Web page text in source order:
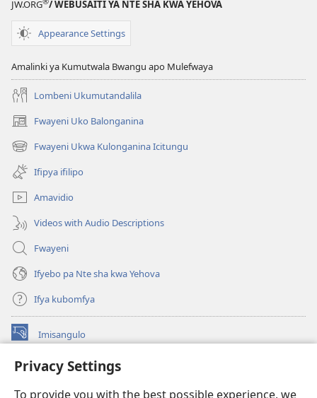
Privacy Settings
To provide you with the best possible experience, we
JW.ORG / WEBUSAITI YA NTE SHA KWA YEHOVA
Appearance Settings
Amalinki ya Kumutwala Bwangu apo Mulefwaya
Lombeni Ukumutandalila
Fwayeni Uko Balonganina
(yalaisula
na
imbi)
Fwayeni Ukwa Kulonganina Icitungu
(yalaisula
na
imbi)
Ifipya ifilipo
Amavidio
Videos with Audio Descriptions
Fwayeni
Ifyebo pa Nte sha kwa Yehova
Ifya kubomfya
Imisangulo
(yalaisula
imbi) Watchtower LAIBRARE YA PA INTANETI™
na